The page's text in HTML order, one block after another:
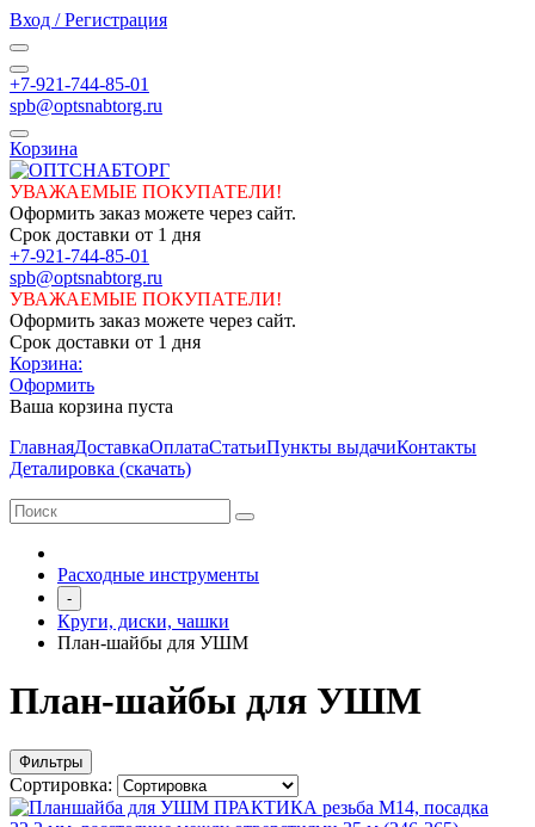
Вход / Регистрация
+7-921-744-85-01
spb@optsnabtorg.ru
Корзина
УВАЖАЕМЫЕ ПОКУПАТЕЛИ!
Оформить заказ можете через сайт.
Срок доставки от 1 дня
+7-921-744-85-01
spb@optsnabtorg.ru
УВАЖАЕМЫЕ ПОКУПАТЕЛИ!
Оформить заказ можете через сайт.
Срок доставки от 1 дня
Корзина:
Оформить
Ваша корзина пуста
ГлавнаяДоставкаОплатаСтатьиПункты выдачиКонтакты
Деталировка (скачать)
Расходные инструменты
-
Круги, диски, чашки
План-шайбы для УШМ
План-шайбы для УШМ
Фильтры
Сортировка: